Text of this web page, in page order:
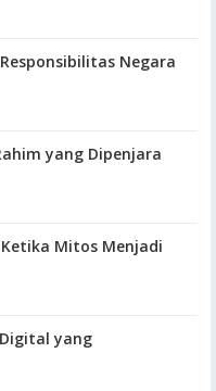
Negara
Mitos Menjadi
yang